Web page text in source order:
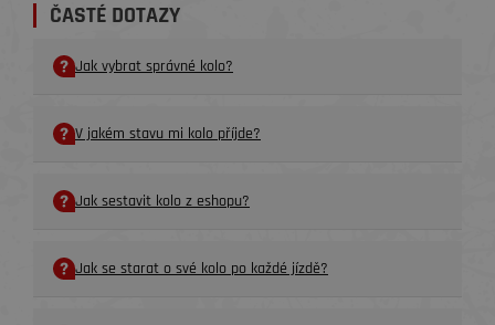
ČASTÉ DOTAZY
Jak vybrat správné kolo?
V jakém stavu mi kolo příjde?
Jak sestavit kolo z eshopu?
Jak se starat o své kolo po každé jízdě?